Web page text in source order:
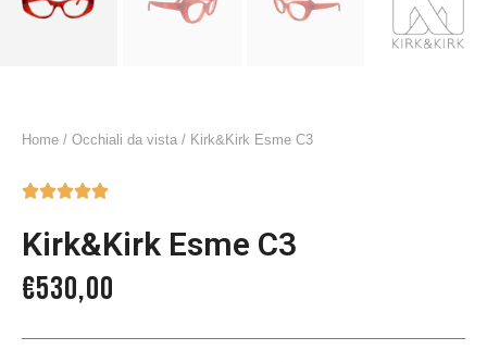
Home / Occhiali da vista / Kirk&Kirk Esme C3

Kirk&Kirk Esme C3
€530,00